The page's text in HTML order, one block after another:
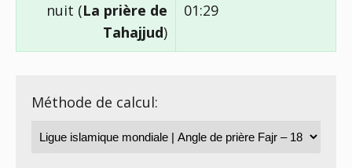
nuit (La prière de
Tahajjud)
01:29
Méthode de calcul: